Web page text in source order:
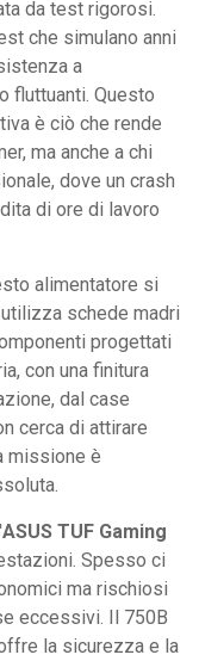
da test rigorosi.
che simulano anni
a
fluttuanti. Questo
è ciò che rende
ma anche a chi
dove un crash
di ore di lavoro
alimentatore si
schede madri
progettati
con una finitura
dal case
cerca di attirare
missione è
ASUS TUF Gaming
Spesso ci
ma rischiosi
eccessivi. Il 750B
la sicurezza e la